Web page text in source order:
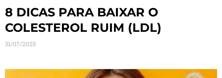
8 DICAS PARA BAIXAR O
COLESTEROL RUIM (LDL)
31/07/2025